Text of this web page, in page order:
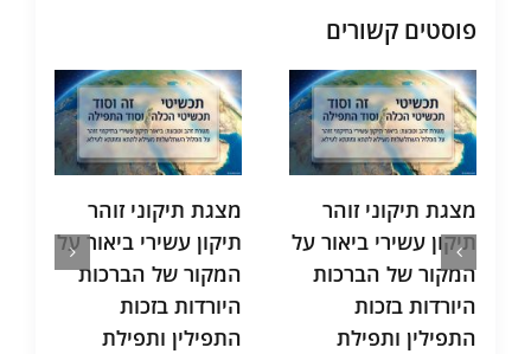
פוסטים קשורים
מצגת תיקוני זוהר
תיקון עשירי ביאור על
המקור של הברכות
היורדות בזכות
התפילין ותפילת
מצגת תיקוני זוהר
תיקון עשירי ביאור על
המקור של הברכות
היורדות בזכות
התפילין ותפילת